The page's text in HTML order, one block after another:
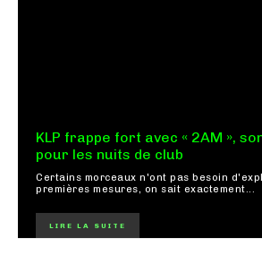
KLP frappe fort avec « 2AM »,
pour les nuits de club
Certains morceaux n'ont pas besoin
premières mesures, on sait exactement...
LIRE LA SUITE